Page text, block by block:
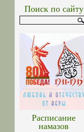
Поиск по сайту
Расписание
намазов